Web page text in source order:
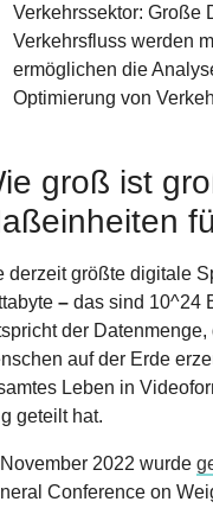
Verkehrssektor: Große
Verkehrsfluss werden
ermöglichen die
Optimierung von
groß ist
derzeit größte digitale
– das sind 10^24
der
auf der Erde
Leben in
geteilt hat.
2022 wurde
Conference on